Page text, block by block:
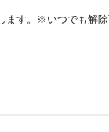
ます。※いつでも解除